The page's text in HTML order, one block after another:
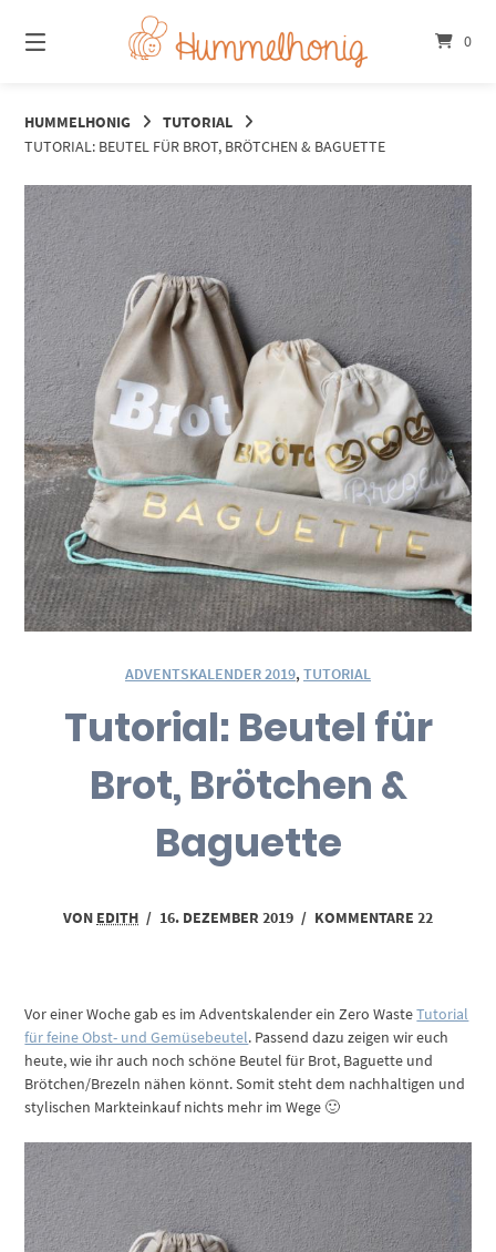
zum
Inhalt
0
HUMMELHONIG
TUTORIAL
TUTORIAL: BEUTEL FÜR BROT, BRÖTCHEN & BAGUETTE
ADVENTSKALENDER 2019,TUTORIAL
Tutorial: Beutel für
Brot, Brötchen &
Baguette
VON EDITH / 16. DEZEMBER 2019 / KOMMENTARE 22
Vor einer Woche gab es im Adventskalender ein Zero WasteTutorial
für feine Obst- und Gemüsebeutel. Passend dazu zeigen wir euch
heute, wie ihr auch noch schöne Beutel für Brot, Baguette und
Brötchen/Brezeln nähen könnt. Somit steht dem nachhaltigen und
stylischen Markteinkauf nichts mehr im Wege 🙂